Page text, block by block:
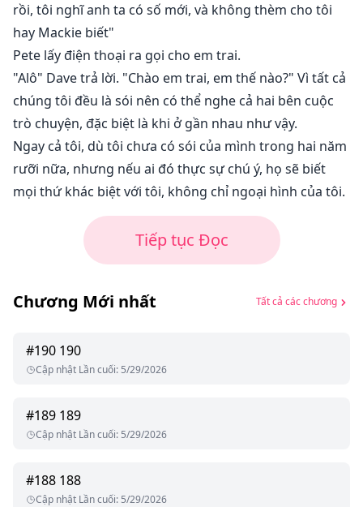
rồi, tôi nghĩ anh ta có số mới, và không thèm cho tôi
hay Mackie biết"
Pete lấy điện thoại ra gọi cho em trai.
"Alô" Dave trả lời. "Chào em trai, em thế nào?" Vì tất cả
chúng tôi đều là sói nên có thể nghe cả hai bên cuộc
trò chuyện, đặc biệt là khi ở gần nhau như vậy.
Ngay cả tôi, dù tôi chưa có sói của mình trong hai năm
rưỡi nữa, nhưng nếu ai đó thực sự chú ý, họ sẽ biết
mọi thứ khác biệt với tôi, không chỉ ngoại hình của tôi.
Tiếp tục Đọc
Chương Mới nhất Tất cả các chương
#190 190
Cập nhật Lần cuối: 5/29/2026
#189 189
Cập nhật Lần cuối: 5/29/2026
#188 188
Cập nhật Lần cuối: 5/29/2026